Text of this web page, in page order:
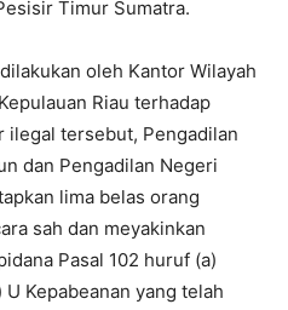
Timur Sumatra.
oleh Kantor Wilayah
Riau terhadap
ilegal tersebut, Pengadilan
dan Pengadilan Negeri
lima belas orang
sah dan meyakinkan
Pasal 102 huruf (a)
Kepabeanan yang telah